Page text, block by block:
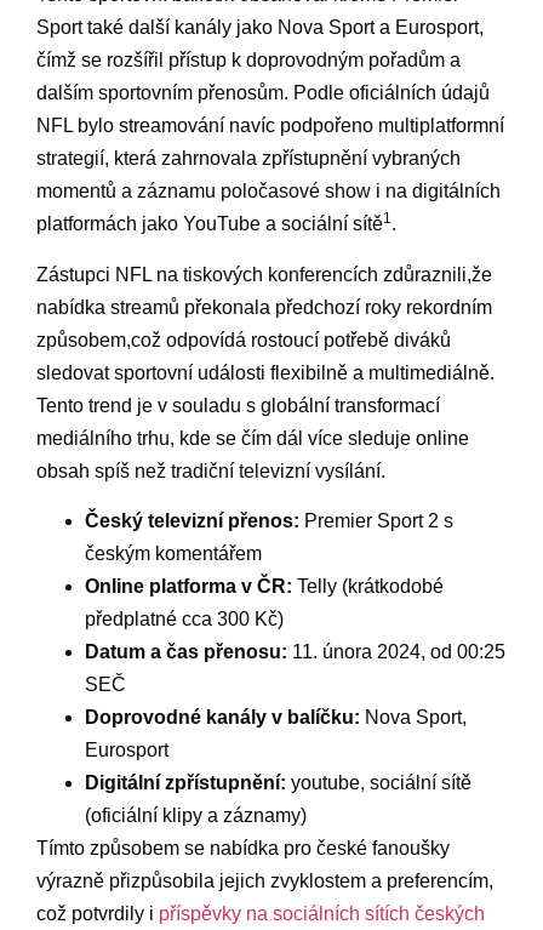
Sport také další ‌kanály jako Nova Sport a Eurosport,
čímž‌ se rozšířil přístup k doprovodným pořadům⁢ a
dalším sportovním přenosům. Podle oficiálních údajů
NFL bylo streamování⁣ navíc podpořeno multiplatformní
⁤strategií, která ⁤zahrnovala zpřístupnění vybraných‌
momentů a záznamu poločasové show‍ i na digitálních
platformách jako YouTube a sociální sítě1.
Zástupci NFL na tiskových konferencích zdůraznili,že
nabídka⁢ streamů překonala předchozí roky rekordním​
způsobem,což odpovídá ⁤rostoucí potřebě diváků
sledovat sportovní události flexibilně a multimediálně.
Tento trend je v souladu s globální transformací
mediálního trhu, kde se čím dál více sleduje online
obsah spíš než tradiční televizní vysílání. ⁣
Český televizní⁤ přenos: ‍Premier Sport 2 s
českým ⁣komentářem
Online platforma v ČR: Telly (krátkodobé
předplatné ⁤cca​ 300 Kč)
Datum a čas přenosu: 11. února 2024, od ⁤00:25
SEČ
Doprovodné kanály v balíčku: Nova Sport,​
Eurosport
Digitální zpřístupnění: youtube, sociální sítě
(oficiální⁢ klipy a záznamy)
Tímto způsobem se nabídka pro české fanoušky​
výrazně‌ přizpůsobila jejich zvyklostem a⁣ preferencím,
což potvrdily i⁣ příspěvky ⁤na​ sociálních sítích českých‍